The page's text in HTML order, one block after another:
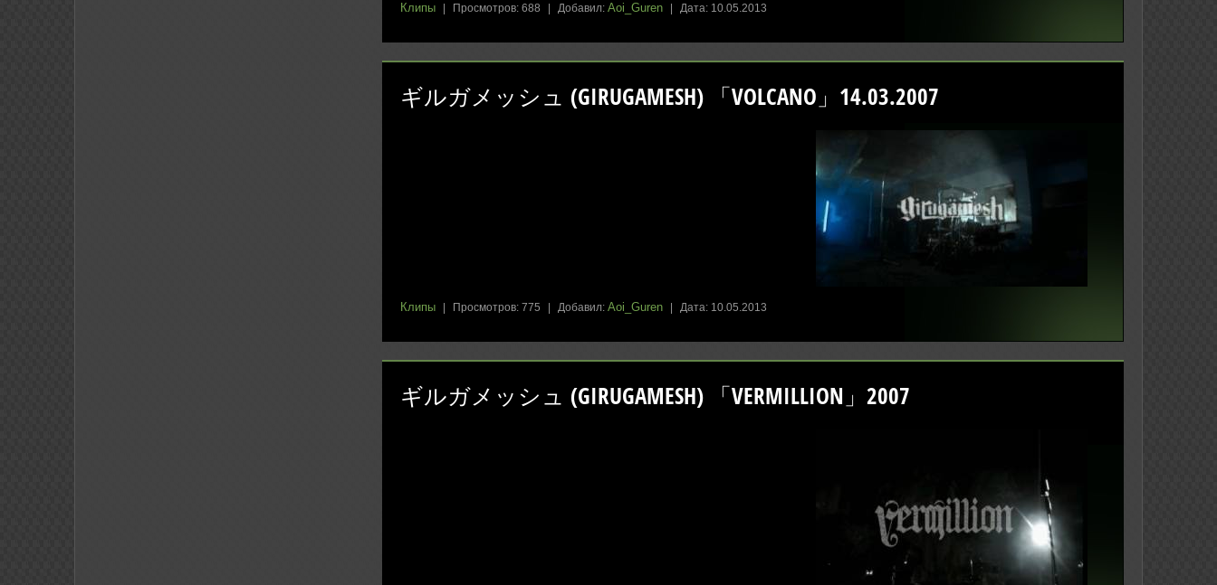
Клипы Просмотров: 688 Добавил: Aoi_Guren Дата: 10.05.2013
ギルガメッシュ (GIRUGAMESH) 「VOLCANO」14.03.2007
Клипы Просмотров: 775 Добавил: Aoi_Guren Дата: 10.05.2013
ギルガメッシュ (GIRUGAMESH) 「VERMILLION」2007